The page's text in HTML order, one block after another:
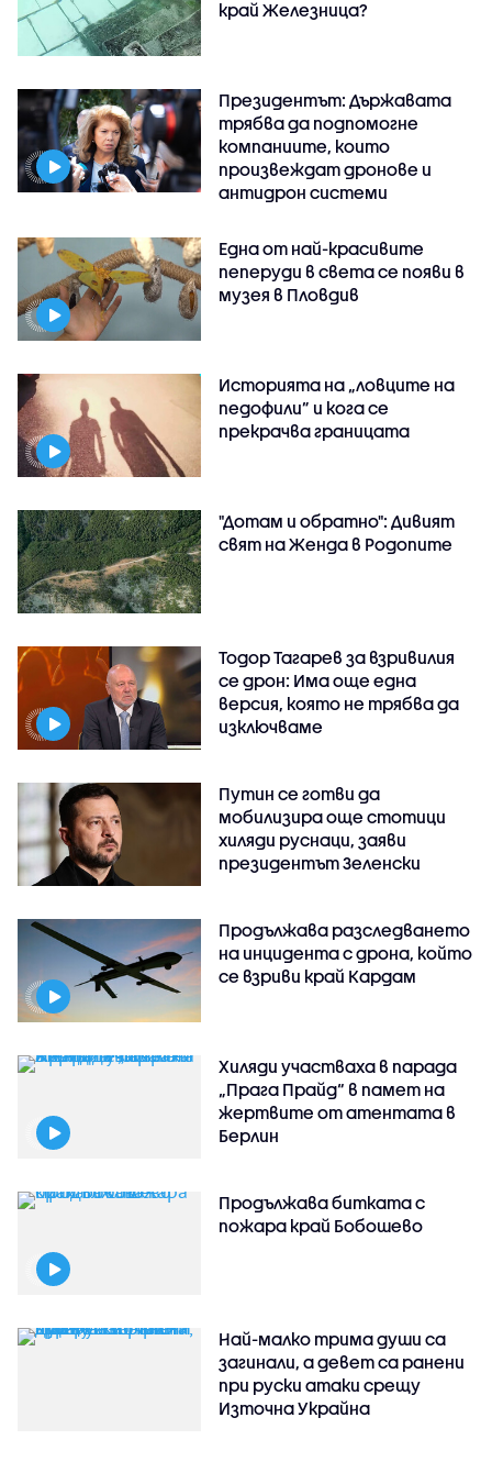
край Железница?
Президентът: Държавата
трябва да подпомогне
компаниите, които
произвеждат дронове и
антидрон системи
Една от най-красивите
пеперуди в света се появи в
музея в Пловдив
Историята на „ловците на
педофили” и кога се
прекрачва границата
"Дотам и обратно": Дивият
свят на Женда в Родопите
Тодор Тагарев за взривилия
се дрон: Има още една
версия, която не трябва да
изключваме
Путин се готви да
мобилизира още стотици
хиляди руснаци, заяви
президентът Зеленски
Продължава разследването
на инцидента с дрона, който
се взриви край Кардам
Хиляди участваха в парада
„Прага Прайд“ в памет на
жертвите от атентата в
Берлин
Продължава битката с
пожара край Бобошево
Най-малко трима души са
загинали, а девет са ранени
при руски атаки срещу
Източна Украйна